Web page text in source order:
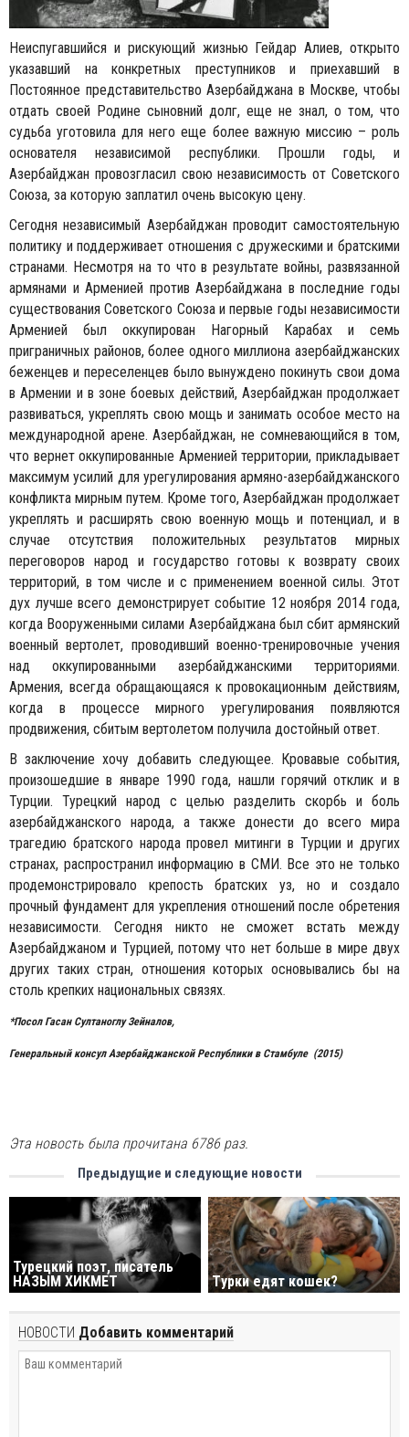
Неиспугавшийся и рискующий жизнью Гейдар Алиев, открыто
указавший на конкретных преступников и приехавший в
Постоянное представительство Азербайджана в Москве, чтобы
отдать своей Родине сыновний долг, еще не знал, о том, что
судьба уготовила для него еще более важную миссию – роль
основателя независимой республики. Прошли годы, и
Азербайджан провозгласил свою независимость от Советского
Союза, за которую заплатил очень высокую цену.
Сегодня независимый Азербайджан проводит самостоятельную
политику и поддерживает отношения с дружескими и братскими
странами. Несмотря на то что в результате войны, развязанной
армянами и Арменией против Азербайджана в последние годы
существования Советского Союза и первые годы независимости
Арменией был оккупирован Нагорный Карабах и семь
приграничных районов, более одного миллиона азербайджанских
беженцев и переселенцев было вынуждено покинуть свои дома
в Армении и в зоне боевых действий, Азербайджан продолжает
развиваться, укреплять свою мощь и занимать особое место на
международной арене. Азербайджан, не сомневающийся в том,
что вернет оккупированные Арменией территории, прикладывает
максимум усилий для урегулирования армяно-азербайджанского
конфликта мирным путем. Кроме того, Азербайджан продолжает
укреплять и расширять свою военную мощь и потенциал, и в
случае отсутствия положительных результатов мирных
переговоров народ и государство готовы к возврату своих
территорий, в том числе и с применением военной силы. Этот
дух лучше всего демонстрирует событие 12 ноября 2014 года,
когда Вооруженными силами Азербайджана был сбит армянский
военный вертолет, проводивший военно-тренировочные учения
над оккупированными азербайджанскими территориями.
Армения, всегда обращающаяся к провокационным действиям,
когда в процессе мирного урегулирования появляются
продвижения, сбитым вертолетом получила достойный ответ.
В заключение хочу добавить следующее. Кровавые события,
произошедшие в январе 1990 года, нашли горячий отклик и в
Турции. Турецкий народ с целью разделить скорбь и боль
азербайджанского народа, а также донести до всего мира
трагедию братского народа провел митинги в Турции и других
странах, распространил информацию в СМИ. Все это не только
продемонстрировало крепость братских уз, но и создало
прочный фундамент для укрепления отношений после обретения
независимости. Сегодня никто не сможет встать между
Азербайджаном и Турцией, потому что нет больше в мире двух
других таких стран, отношения которых основывались бы на
столь крепких национальных связях.
*Посол Гасан Султаноглу Зейналов,
Генеральный консул Азербайджанской Республики в Стамбуле (2015)
Эта новость была прочитана 6786 раз.
Предыдущие и следующие новости
Турецкий поэт, писатель
НАЗЫМ ХИКМЕТ
Tурки едят кошек?
НОВОСТИ Добавить комментарий